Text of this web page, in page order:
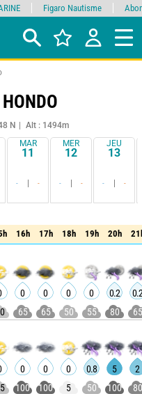
N
Alt : 1494m
MAR
11
- -
MER
12
- -
JEU
13
- -
détaillé synthétique
16h 17h 18h 19h 20h
16h 17h 18h 19h 20h
0 0 0 0 0.2
65 65 50 55 80 65
0 0 0 0.8 5
2
100 100 5 50 100 80
Figaro Nautisme